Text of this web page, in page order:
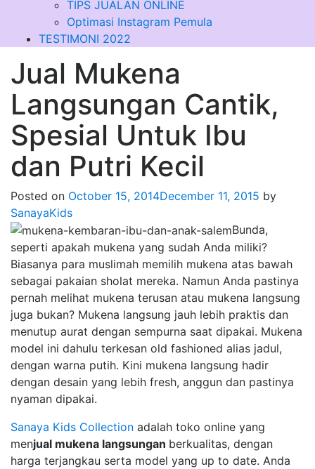
TIPS JUALAN ONLINE
Optimasi Instagram Pemula
TESTIMONI 2022
Jual Mukena
Langsungan Cantik,
Spesial Untuk Ibu
dan Putri Kecil
Posted on October 15, 2014December 11, 2015 by
SanayaKids
Bunda,
seperti apakah mukena yang sudah Anda miliki?
Biasanya para muslimah memilih mukena atas bawah
sebagai pakaian sholat mereka. Namun Anda pastinya
pernah melihat mukena terusan atau mukena langsung
juga bukan? Mukena langsung jauh lebih praktis dan
menutup aurat dengan sempurna saat dipakai. Mukena
model ini dahulu terkesan old fashioned alias jadul,
dengan warna putih. Kini mukena langsung hadir
dengan desain yang lebih fresh, anggun dan pastinya
nyaman dipakai.
Sanaya Kids Collection adalah toko online yang
menjual mukena langsungan berkualitas, dengan
harga terjangkau serta model yang up to date. Anda